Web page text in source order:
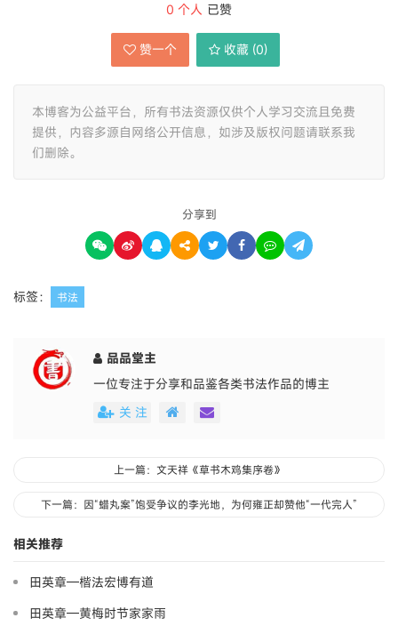
0 个人 已赞
赞一个 收藏 (0)
本博客为公益平台，所有书法资源仅供个人学习交流且免费
提供，内容多源自网络公开信息，如涉及版权问题请联系我
们删除。
分享到
标签： 书法
品品堂主
一位专注于分享和品鉴各类书法作品的博主
关 注
上一篇：文天祥《草书木鸡集序卷》
下一篇：因“蜡丸案”饱受争议的李光地，为何雍正却赞他“一代完人”
相关推荐
田英章—楷法宏博有道
田英章—黄梅时节家家雨